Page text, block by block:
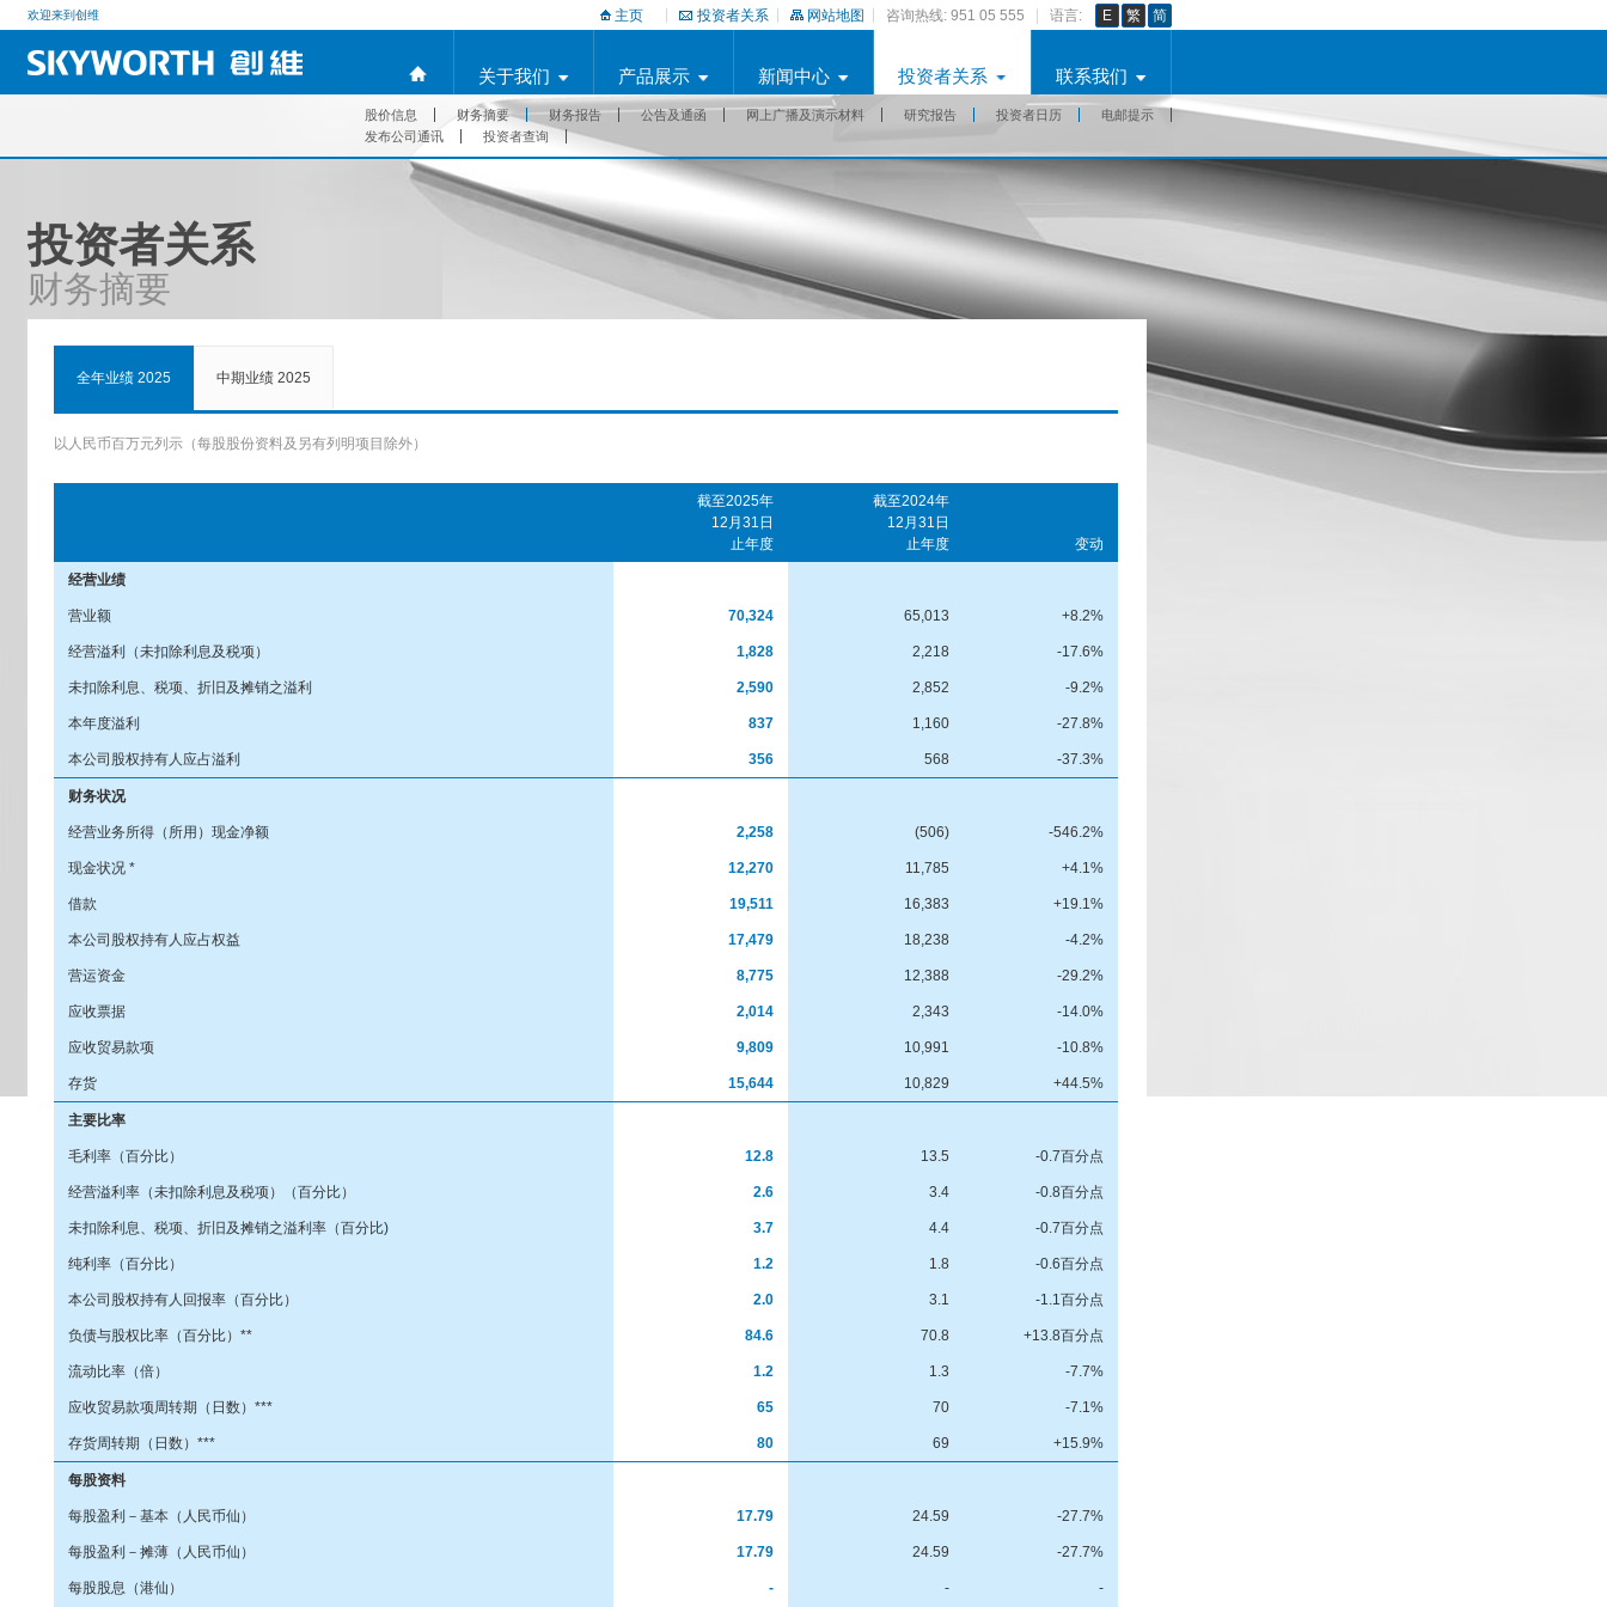
欢迎来到创维 主页 投资者关系 网站地图 咨询热线: 951 05 555 语言: E 繁 简
关于我们 产品展示 新闻中心 投资者关系
股价信息 财务摘要 财务报告 公告及通函 网上广播及演示材料 研究报告 投资者日历
电邮提示
发布公司通讯
投资者查询
联系我们
投资者关系
财务摘要
全年业绩 2025 中期业绩 2025
以人民币百万元列示（每股股份资料及另有列明项目除外）
截至2025年
12月31日
止年度
截至2024年
12月31日
止年度
变动
经营业绩
营业额 70,324 65,013 +8.2%
经营溢利（未扣除利息及税项） 1,828 2,218 -17.6%
未扣除利息、税项、折旧及摊销之溢利 2,590 2,852 -9.2%
本年度溢利 837 1,160 -27.8%
本公司股权持有人应占溢利 356 568 -37.3%
财务状况
经营业务所得（所用）现金净额 2,258 (506) -546.2%
现金状况 * 12,270 11,785 +4.1%
借款 19,511 16,383 +19.1%
本公司股权持有人应占权益 17,479 18,238 -4.2%
营运资金 8,775 12,388 -29.2%
应收票据 2,014 2,343 -14.0%
应收贸易款项 9,809 10,991 -10.8%
存货 15,644 10,829 +44.5%
主要比率
毛利率（百分比） 12.8 13.5 -0.7百分点
经营溢利率（未扣除利息及税项）（百分比） 2.6 3.4 -0.8百分点
未扣除利息、税项、折旧及摊销之溢利率（百分比) 3.7 4.4 -0.7百分点
纯利率（百分比） 1.2 1.8 -0.6百分点
本公司股权持有人回报率（百分比） 2.0 3.1 -1.1百分点
负债与股权比率（百分比）** 84.6 70.8 +13.8百分点
流动比率（倍） 1.2 1.3 -7.7%
应收贸易款项周转期（日数）*** 65 70 -7.1%
存货周转期（日数）*** 80 69 +15.9%
每股资料
每股盈利－基本（人民币仙） 17.79 24.59 -27.7%
每股盈利－摊薄（人民币仙） 17.79 24.59 -27.7%
每股股息（港仙） - - -